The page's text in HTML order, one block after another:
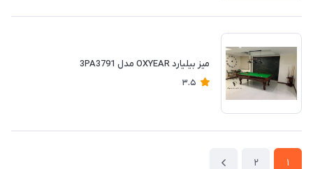
میز بیلیارد OXYEAR مدل 3PA3791
3.5
1
2